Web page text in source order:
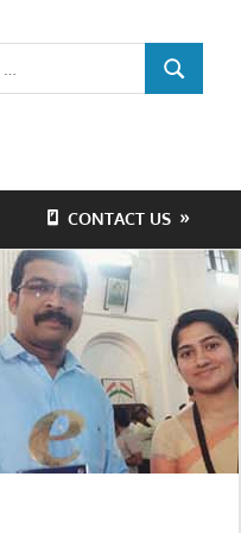
SEARCH
CONTACT US